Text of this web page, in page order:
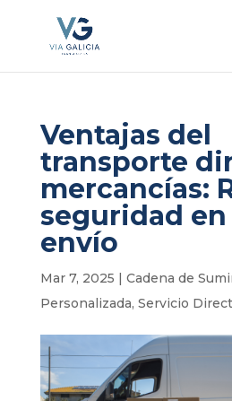
Ventajas del
transporte
mercancías:
seguridad en
envío
Mar 7, 2025 | Cadena de
Personalizada, Servicio